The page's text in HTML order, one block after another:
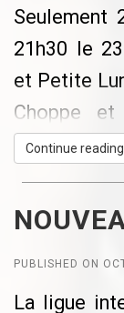
Seulement
21h30 le
et Petite
Choppe
activités
Une petit
train de
Encore
Continue reading
PUBLISHED ON
La ligue